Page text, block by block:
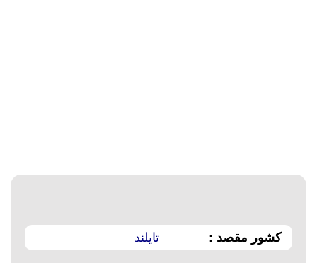
کشور مقصد : تایلند